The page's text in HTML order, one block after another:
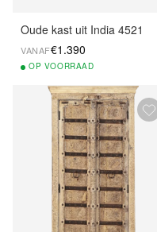
Oude kast uit India 4521
VANAF€1.390
OP VOORRAAD